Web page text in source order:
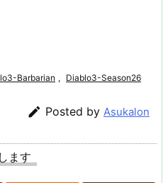
Barbarian , Diablo3-Season26
 Posted by Asukalon
ます